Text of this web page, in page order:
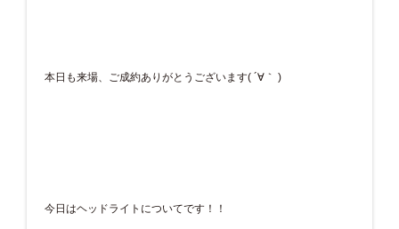
本日も来場、ご成約ありがとうございます( ´∀｀ )
今日はヘッドライトについてです！！